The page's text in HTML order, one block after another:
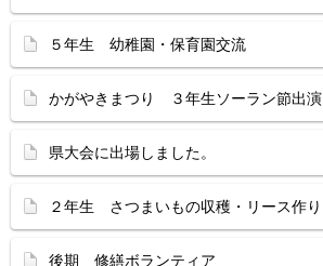
５年生 幼稚園・保育園交流
かがやきまつり ３年生ソーラン節出演
県大会に出場しました。
２年生 さつまいもの収穫・リース作り
後期 修繕ボランティア